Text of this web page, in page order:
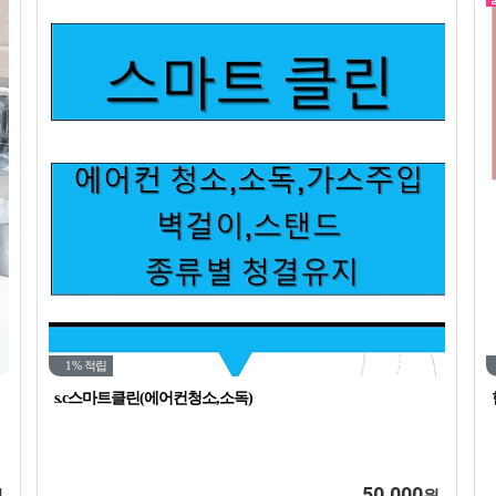
1%적립
s.c스마트클린(에어컨청소,소독)